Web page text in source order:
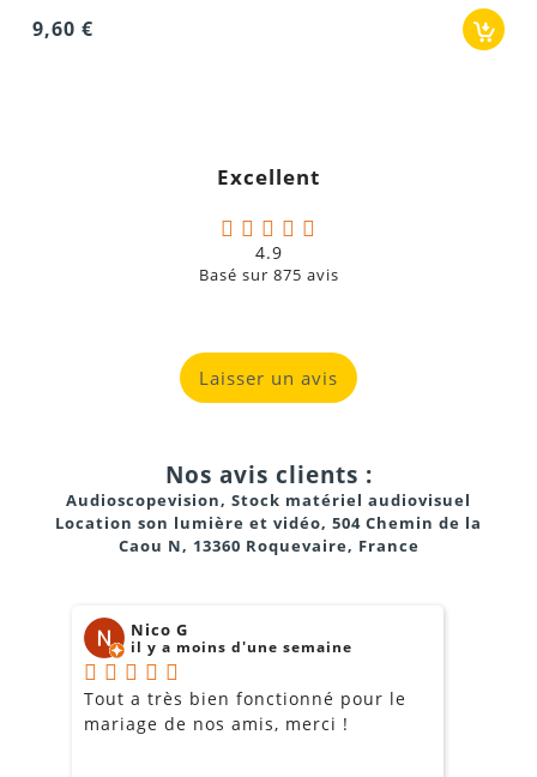
Excellent
4.9
Basé sur 875 avis
Laisser un avis
Nos avis clients :
Audioscopevision, Stock matériel audiovisuel
Location son lumière et vidéo, 504 Chemin de la
Caou N, 13360 Roquevaire, France
Nico G
il y a moins d'une semaine
Tout a très bien fonctionné pour le
mariage de nos amis, merci !